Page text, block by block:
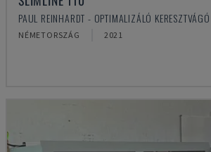
PAUL REINHARDT - OPTIMALIZÁLÓ
NÉMETORSZÁG 2021